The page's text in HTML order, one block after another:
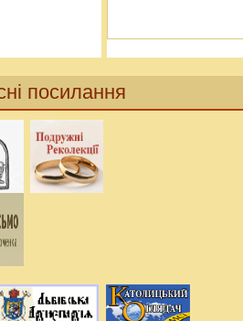
посилання